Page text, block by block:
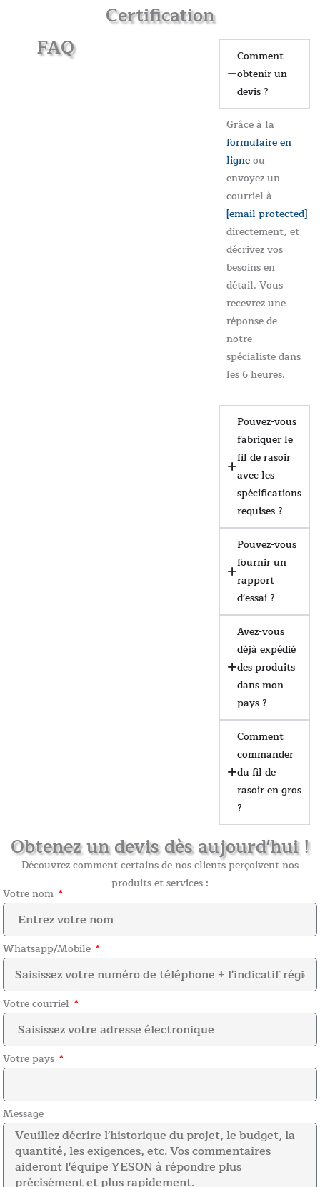
Certification
FAQ
Comment
obtenir un
devis ?
Grâce à la
formulaire en
ligneou
envoyez un
courriel à
[email protected]
directement, et
décrivez vos
besoins en
détail. Vous
recevrez une
réponse de
notre
spécialiste dans
les 6 heures.
Pouvez-vous
fabriquer le
fil de rasoir
avec les
spécifications
requises ?
Pouvez-vous
fournir un
rapport
d'essai ?
Avez-vous
déjà expédié
des produits
dans mon
pays ?
Comment
commander
du fil de
rasoir en gros
?
Obtenez un devis dès aujourd'hui !
Découvrez comment certains de nos clients perçoivent nos
produits et services :
Votre nom
Whatsapp/Mobile
Votre courriel
Votre pays
Message